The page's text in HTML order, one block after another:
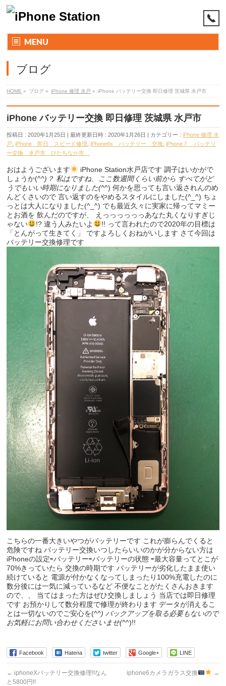
MENU
ブログ
HOME » ブログ » iPhone 修理 水戸 » iPhone バッテリー交換 即日修理 茨城県 水戸市
iPhone バッテリー交換 即日修理 茨城県 水戸市
投稿日 : 2020年1月25日 最終更新日時 : 2020年1月26日 カテゴリー :iPhone 修理 水
戸 ,iPhone 即日 スピード修理 ,iPhone6s バッテリー 交換 ,iPhone７ バッテリ
ー交換 水戸市 ひたちなか市
おはようございます
iPhone Station水戸店です 調子はいかがで
しょうか(^^)？ 私はですね、ここ数週間くらい前から すべてがど
うでもいい時期になりました(^^) 何かを思っても言い返されんのめ
んどくさいので 言い返すのをやめるスタイルにしました(^_^) ちょ
っとは大人になりました(^_^) でも最近久々に実家に帰ってマミー
とお酒を 飲んだのですが、 えっっっっっっあなた丸くなりすぎじ
ゃない
!? 違う人みたいよ
!! って言われたので2020年の目標は
「とんがって生きてく」 ですよろしくおねがいします さて今回は
バッテリー交換修理です
こちらの一番大きいやつがバッテリーです これが膨らんでくると
危険ですね バッテリー交換いつしたらいいのかが分からない方は
iPhoneの設定⇨バッテリー⇨バッテリーの状態 ⇨最大容量ってとこが
70%きっていたら 交換の時期です バッテリーが劣化したまま使い
続けていると 電源が付かなくなってしまったり100%充電したのに
数分後には一気に減っているなど 不便なことがたくさんおきます
ので、、 当てはまった方はぜひ交換しましょう 当店では即日修理
です お預かりして数分程度で修理が終わります データが消えるこ
とは一切ないのでご安心を(^^) バックアップを取る必要もないので
お気軽にお問い合わせくださいませ(^^)!!
Facebook Hatena twitter Google+ LINE
← iphoneXバッテリー交換修理!!なん
と5800円!!
iphone6カメラガラス交換 →